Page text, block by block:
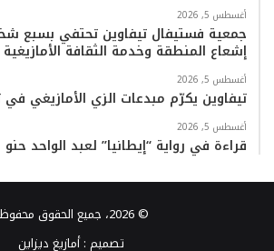
أغسطس 5, 2026
جمعية فستيفال تيفاوين تحتفي
إشعاع المنطقة وخدمة الثقافة الأمازيغية
أغسطس 5, 2026
تيفاوين يكرّم مبدعات الزي الأمازيغي في
أغسطس 5, 2026
قراءة في رواية “إيطانيا” لعبد الواحد حنو
© 2026، جميع الحقوق محفوظة
تصميم :أمازيغ ديزاين